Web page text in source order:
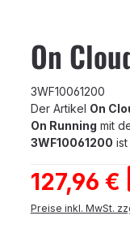
On
3WF10061200
Der Artikel On
On Running mit
3WF10061200
Verkaufspreis:
127,96 €
Preise inkl. MwSt.